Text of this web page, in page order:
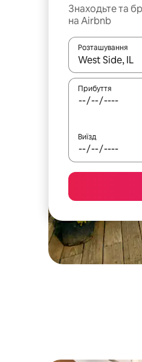
Знаходьте та
на Airbnb
Розташування
Отримавши
Прибуття
Виїзд